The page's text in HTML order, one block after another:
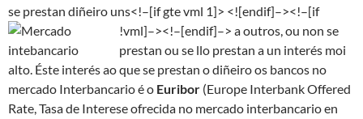
se prestan diñeiro uns<!–[if gte vml 1]> <![endif]–><!–[if
!vml]–><!–[endif]–> a outros, ou non se
prestan ou se llo prestan a un interés moi
alto. Éste interés ao que se prestan o diñeiro os bancos no
mercado Interbancario é o Euribor (Europe Interbank Offered
Rate, Tasa de Interese ofrecida no mercado interbancario en